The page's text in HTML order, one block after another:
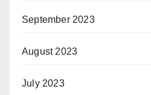
September 2023
August 2023
July 2023